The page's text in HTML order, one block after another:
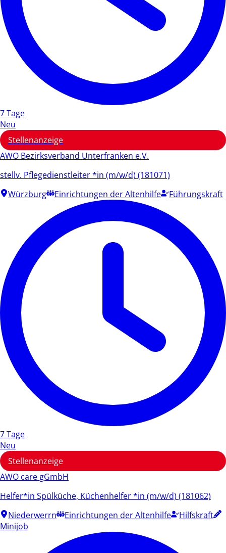
7 Tage
Neu
Stellenanzeige
AWO Bezirksverband Unterfranken e.V.
stellv. Pflegedienstleiter *in (m/w/d) (181071)
Würzburg
Einrichtungen der Altenhilfe Führungskraft
7 Tage
Neu
Stellenanzeige
AWO care gGmbH
Helfer*in Spülküche, Küchenhelfer *in (m/w/d) (181062)
Niederwerrn
Einrichtungen der Altenhilfe
Hilfskraft
Minijob